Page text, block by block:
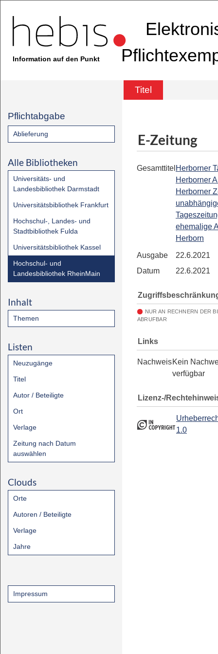
Information auf den Punkt
Titel
Pflichtabgabe
Ablieferung
Alle Bibliotheken
Universitäts- und
Landesbibliothek Darmstadt
Universitätsbibliothek Frankfurt
Hochschul-, Landes- und
Stadtbibliothek Fulda
Universitätsbibliothek Kassel
Hochschul- und
Landesbibliothek RheinMain
Inhalt
Themen
Listen
Neuzugänge
Titel
Autor / Beteiligte
Ort
Verlage
Zeitung nach Datum
auswählen
Clouds
Orte
Autoren / Beteiligte
Verlage
Jahre
Impressum
E-Zeitung
Gesamttitel Herborner
Herborner
Herborner
ehemalige
Herborn
Ausgabe
22.6.2021
Datum
22.6.2021
NUR AN RECHNERN DER
ABRUFBAR
Links
NachweisKein
verfügbar
Lizenz-/
1.0